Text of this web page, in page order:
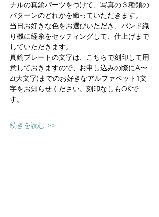
ナルの真鍮パーツをつけて、写真の３種類の
パターンのどれかを織っていただきます。
当日お好きな色をお選びいただき、バンド織
り機に経糸をセッティングして、仕上げまで
していただきます。
真鍮プレートの文字は、こちらで刻印して用
意しておきますので、お申し込みの際にA〜
Z(大文字)までのお好きなアルファベット1文
字をお知らせください。刻印なしもOKで
す。
続きを読む >>